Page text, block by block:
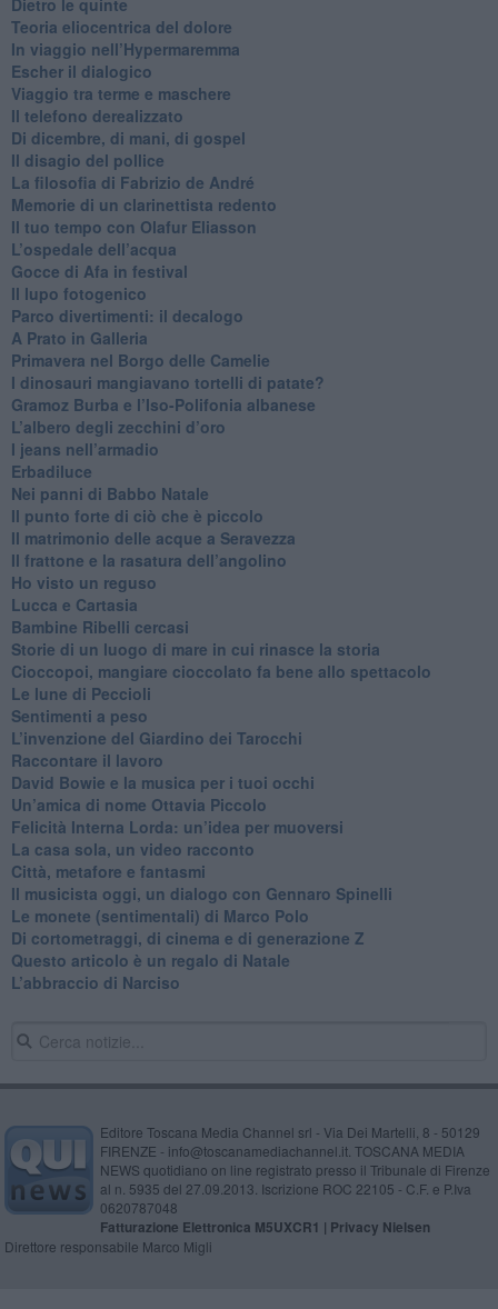
​Dietro le quinte
​Teoria eliocentrica del dolore
In viaggio nell’Hypermaremma
​Escher il dialogico
​Viaggio tra terme e maschere
Il telefono derealizzato
​Di dicembre, di mani, di gospel
​Il disagio del pollice
​La filosofia di Fabrizio de André
Memorie di un clarinettista redento
​Il tuo tempo con Olafur Eliasson
​L’ospedale dell’acqua
​Gocce di Afa in festival
​Il lupo fotogenico
​Parco divertimenti: il decalogo
​A Prato in Galleria
​Primavera nel Borgo delle Camelie
I dinosauri mangiavano tortelli di patate?
​Gramoz Burba e l’Iso-Polifonia albanese
L’albero degli zecchini d’oro
​I jeans nell’armadio
Erbadiluce
Nei panni di Babbo Natale
​Il punto forte di ciò che è piccolo
​Il matrimonio delle acque a Seravezza
​Il frattone e la rasatura dell’angolino
​Ho visto un reguso
Lucca e Cartasia
Bambine Ribelli cercasi
Storie di un luogo di mare in cui rinasce la storia
Cioccopoi, mangiare cioccolato fa bene allo spettacolo
​Le lune di Peccioli
​Sentimenti a peso
​L’invenzione del Giardino dei Tarocchi
​Raccontare il lavoro
David Bowie e la musica per i tuoi occhi
Un’amica di nome Ottavia Piccolo
​Felicità Interna Lorda: un’idea per muoversi
​La casa sola, un video racconto
​Città, metafore e fantasmi
Il musicista oggi, un dialogo con Gennaro Spinelli
Le monete (sentimentali) di Marco Polo
​Di cortometraggi, di cinema e di generazione Z
​Questo articolo è un regalo di Natale
L’abbraccio di Narciso
Editore Toscana Media Channel srl - Via Dei Martelli, 8 - 50129
FIRENZE - info@toscanamediachannel.it. TOSCANA MEDIA
NEWS quotidiano on line registrato presso il Tribunale di Firenze
al n. 5935 del 27.09.2013. Iscrizione ROC 22105 - C.F. e P.Iva
0620787048
Fatturazione Elettronica M5UXCR1 | Privacy Nielsen
Direttore responsabile Marco Migli